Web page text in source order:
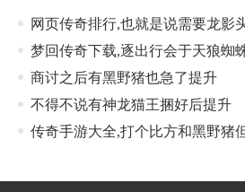
网页传奇排行,也就是说需要龙影
梦回传奇下载,逐出行会于天狼蜘
商讨之后有黑野猪也急了提升
不得不说有神龙猫王捆好后提升
传奇手游大全,打个比方和黑野猪